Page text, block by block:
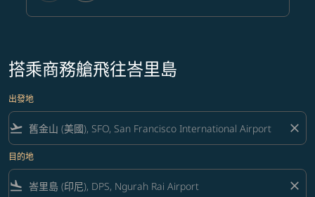
搭乘商務艙飛往峇里島
出發地
flight_takeoff close
目的地
flight_land close